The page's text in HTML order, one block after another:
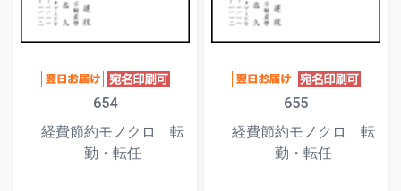
654
経費節約モノクロ 転
勤・転任
655
経費節約モノクロ 転
勤・転任